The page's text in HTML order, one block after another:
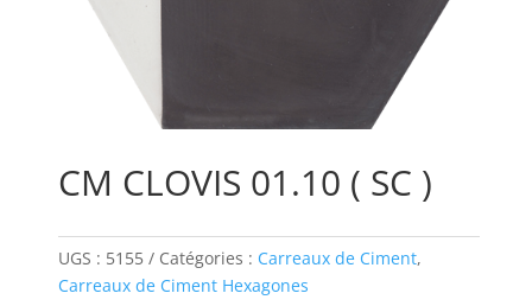
CM CLOVIS 01.10 ( SC )
UGS : 5155 Catégories : Carreaux de Ciment,
Carreaux de Ciment Hexagones